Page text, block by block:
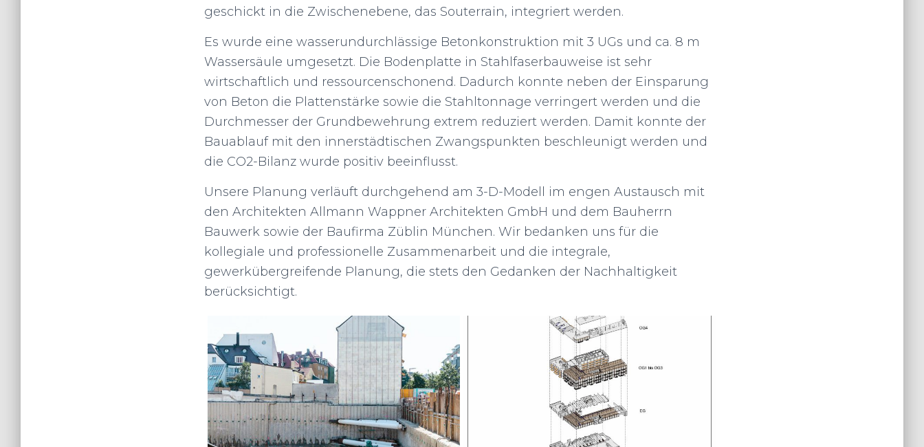
geschickt in die Zwischenebene, das Souterrain, integriert werden.
Es wurde eine wasserundurchlässige Betonkonstruktion mit 3 UGs und ca. 8 m
Wassersäule umgesetzt. Die Bodenplatte in Stahlfaserbauweise ist sehr
wirtschaftlich und ressourcenschonend. Dadurch konnte neben der Einsparung
von Beton die Plattenstärke sowie die Stahltonnage verringert werden und die
Durchmesser der Grundbewehrung extrem reduziert werden. Damit konnte der
Bauablauf mit den innerstädtischen Zwangspunkten beschleunigt werden und
die CO2-Bilanz wurde positiv beeinflusst.
Unsere Planung verläuft durchgehend am 3-D-Modell im engen Austausch mit
den Architekten Allmann Wappner Architekten GmbH und dem Bauherrn
Bauwerk sowie der Baufirma Züblin München. Wir bedanken uns für die
kollegiale und professionelle Zusammenarbeit und die integrale,
gewerkübergreifende Planung, die stets den Gedanken der Nachhaltigkeit
berücksichtigt.